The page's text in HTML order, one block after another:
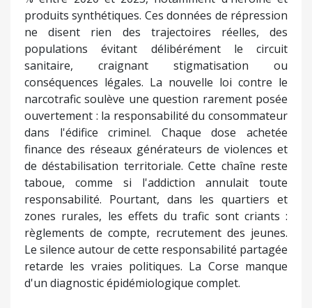
produits synthétiques. Ces données de répression
ne disent rien des trajectoires réelles, des
populations évitant délibérément le circuit
sanitaire, craignant stigmatisation ou
conséquences légales. La nouvelle loi contre le
narcotrafic soulève une question rarement posée
ouvertement : la responsabilité du consommateur
dans l'édifice criminel. Chaque dose achetée
finance des réseaux générateurs de violences et
de déstabilisation territoriale. Cette chaîne reste
taboue, comme si l'addiction annulait toute
responsabilité. Pourtant, dans les quartiers et
zones rurales, les effets du trafic sont criants :
règlements de compte, recrutement des jeunes.
Le silence autour de cette responsabilité partagée
retarde les vraies politiques. La Corse manque
d'un diagnostic épidémiologique complet.